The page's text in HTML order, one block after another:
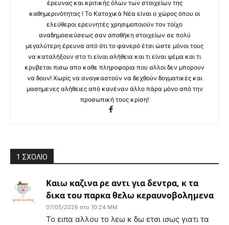
έρευνας και κριτικής όλων των στοιχείων της
καθημερινότητας ! Το Κατοχικά Νέα είναι ο χώρος όπου οι
ελεύθεροι ερευνητές χρησιμοποιούν τον τοίχο
αναδημοσιεύσεως σαν αποθήκη στοιχείων σε πολύ
μεγαλύτερη έρευνα από ότι το φανερό έτσι ώστε μόνοι τους
να καταλήξουν στο τι είναι αλήθεια και τι είναι ψέμα και τι
κρυβεται πισω απο καθε πληροφορια που αλλοι δεν μπορουν
να δουν! Χωρίς να αναγκαστούν να δεχθούν δογματικές και
μασημενες αλήθειες από κανέναν άλλο πάρα μόνο από την
προσωπική τους κρίση!
1 ΣΧΟΛΙΟ
Καιω καζινα ρε αντι για δεντρα, κ τα
δικα του παρκα θελω κεραυνοβολημενα
07/05/2026 στο 10:24 ΜΜ
Το ειπα αλλου το λεω κ δω ετσι ισως γιατι τα